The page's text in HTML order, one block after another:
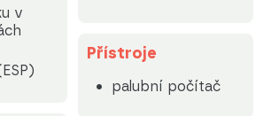
v
Přístroje
palubní počítač